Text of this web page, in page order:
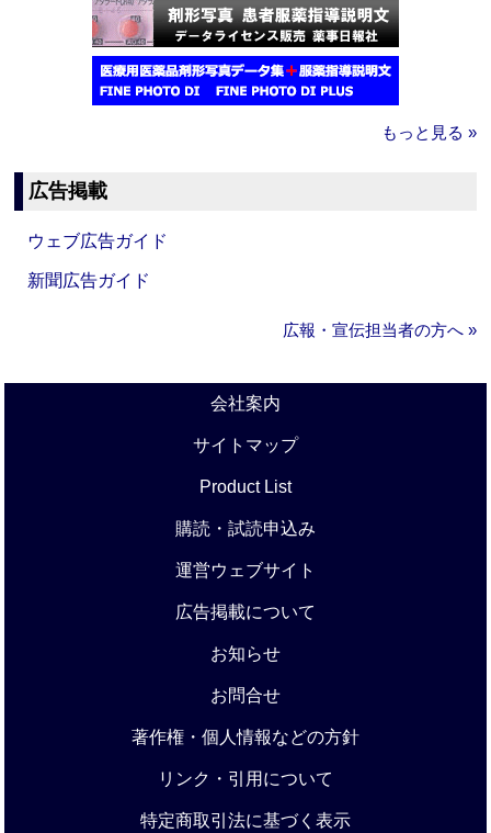
もっと見る »
広告掲載
ウェブ広告ガイド
新聞広告ガイド
広報・宣伝担当者の方へ »
会社案内
サイトマップ
Product List
購読・試読申込み
運営ウェブサイト
広告掲載について
お知らせ
お問合せ
著作権・個人情報などの方針
リンク・引用について
特定商取引法に基づく表示